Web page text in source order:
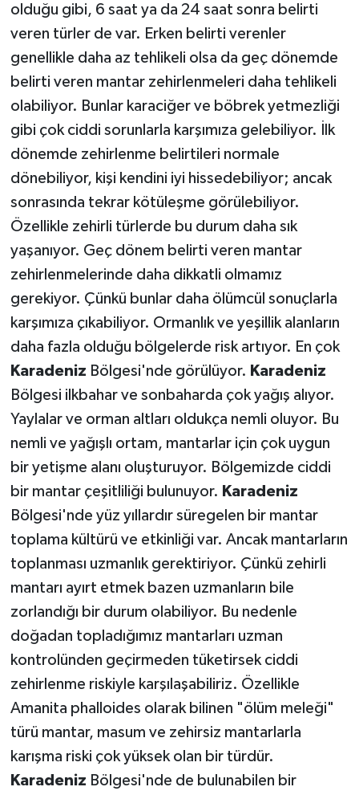
olduğu gibi, 6 saat ya da 24 saat sonra belirti
veren türler de var. Erken belirti verenler
genellikle daha az tehlikeli olsa da geç dönemde
belirti veren mantar zehirlenmeleri daha tehlikeli
olabiliyor. Bunlar karaciğer ve böbrek yetmezliği
gibi çok ciddi sorunlarla karşımıza gelebiliyor. İlk
dönemde zehirlenme belirtileri normale
dönebiliyor, kişi kendini iyi hissedebiliyor; ancak
sonrasında tekrar kötüleşme görülebiliyor.
Özellikle zehirli türlerde bu durum daha sık
yaşanıyor. Geç dönem belirti veren mantar
zehirlenmelerinde daha dikkatli olmamız
gerekiyor. Çünkü bunlar daha ölümcül sonuçlarla
karşımıza çıkabiliyor. Ormanlık ve yeşillik alanların
daha fazla olduğu bölgelerde risk artıyor. En çok
Karadeniz Bölgesi'nde görülüyor. Karadeniz
Bölgesi ilkbahar ve sonbaharda çok yağış alıyor.
Yaylalar ve orman altları oldukça nemli oluyor. Bu
nemli ve yağışlı ortam, mantarlar için çok uygun
bir yetişme alanı oluşturuyor. Bölgemizde ciddi
bir mantar çeşitliliği bulunuyor. Karadeniz
Bölgesi'nde yüz yıllardır süregelen bir mantar
toplama kültürü ve etkinliği var. Ancak mantarların
toplanması uzmanlık gerektiriyor. Çünkü zehirli
mantarı ayırt etmek bazen uzmanların bile
zorlandığı bir durum olabiliyor. Bu nedenle
doğadan topladığımız mantarları uzman
kontrolünden geçirmeden tüketirsek ciddi
zehirlenme riskiyle karşılaşabiliriz. Özellikle
Amanita phalloides olarak bilinen "ölüm meleği"
türü mantar, masum ve zehirsiz mantarlarla
karışma riski çok yüksek olan bir türdür.
Karadeniz Bölgesi'nde de bulunabilen bir